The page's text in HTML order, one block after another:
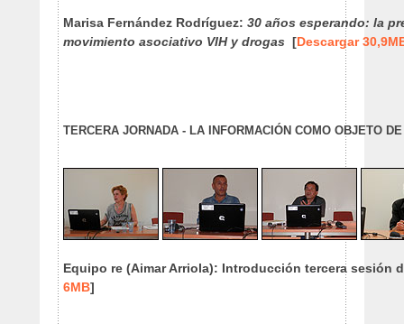
Marisa Fernández Rodríguez: 30 años esperando: la
movimiento asociativo VIH y drogas [Descargar
TERCERA JORNADA - LA INFORMACIÓN COMO OBJETO
Equipo re (Aimar Arriola): Introducción tercera sesión
6MB]